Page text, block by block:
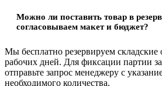
Можно ли поставить товар в
согласовываем макет и бюджет?
Мы бесплатно резервируем складские
рабочих дней. Для фиксации партии
отправьте запрос менеджеру с
необходимого количества.